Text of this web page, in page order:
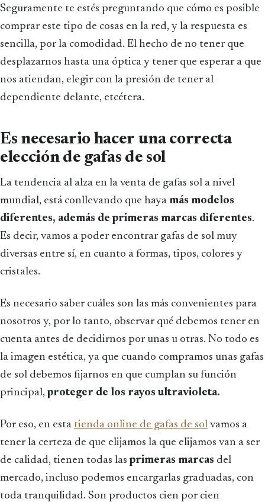
Seguramente te estés preguntando que cómo es posible
comprar este tipo de cosas en la red, y la respuesta es
sencilla, por la comodidad. El hecho de no tener que
desplazarnos hasta una óptica y tener que esperar a que
nos atiendan, elegir con la presión de tener al
dependiente delante, etcétera.
Es necesario hacer una correcta
elección de gafas de sol
La tendencia al alza en la venta de gafas sol a nivel
mundial, está conllevando que haya más modelos
diferentes, además de primeras marcas diferentes.
Es decir, vamos a poder encontrar gafas de sol muy
diversas entre sí, en cuanto a formas, tipos, colores y
cristales.
Es necesario saber cuáles son las más convenientes para
nosotros y, por lo tanto, observar qué debemos tener en
cuenta antes de decidirnos por unas u otras. No todo es
la imagen estética, ya que cuando compramos unas gafas
de sol debemos fijarnos en que cumplan su función
principal,proteger de los rayos ultravioleta.
Por eso, en esta tienda online de gafas de sol vamos a
tener la certeza de que elijamos la que elijamos van a ser
de calidad, tienen todas lasprimeras marcas del
mercado, incluso podemos encargarlas graduadas, con
toda tranquilidad. Son productos cien por cien